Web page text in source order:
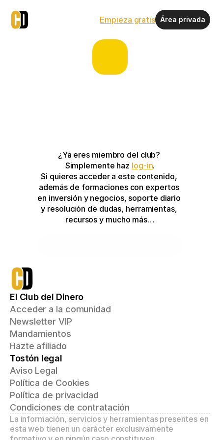
Empieza gratis Área privada
¿Ya eres miembro del club?
Simplemente haz log-in.
Si quieres acceder a este contenido,
además de formaciones con expertos
en inversión y negocios, soporte diario
y resolución de dudas, herramientas,
recursos y mucho más…
El Club del Dinero
Acceder a la comunidad
Newsletter VIP
Mandamientos
Hazte afiliado
Tostón legal
Aviso Legal
Política de Cookies
Política de privacidad
Condiciones de contratación
La información, servicios y herramientas presentes en
esta web tienen un carácter exclusivamente